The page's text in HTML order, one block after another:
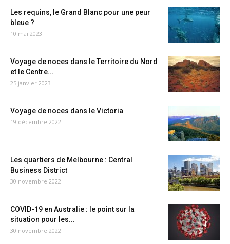
Les requins, le Grand Blanc pour une peur
bleue ?
10 mai 2023
Voyage de noces dans le Territoire du Nord
et le Centre...
25 janvier 2023
Voyage de noces dans le Victoria
19 décembre 2022
Les quartiers de Melbourne : Central
Business District
30 novembre 2022
COVID-19 en Australie : le point sur la
situation pour les...
30 novembre 2022